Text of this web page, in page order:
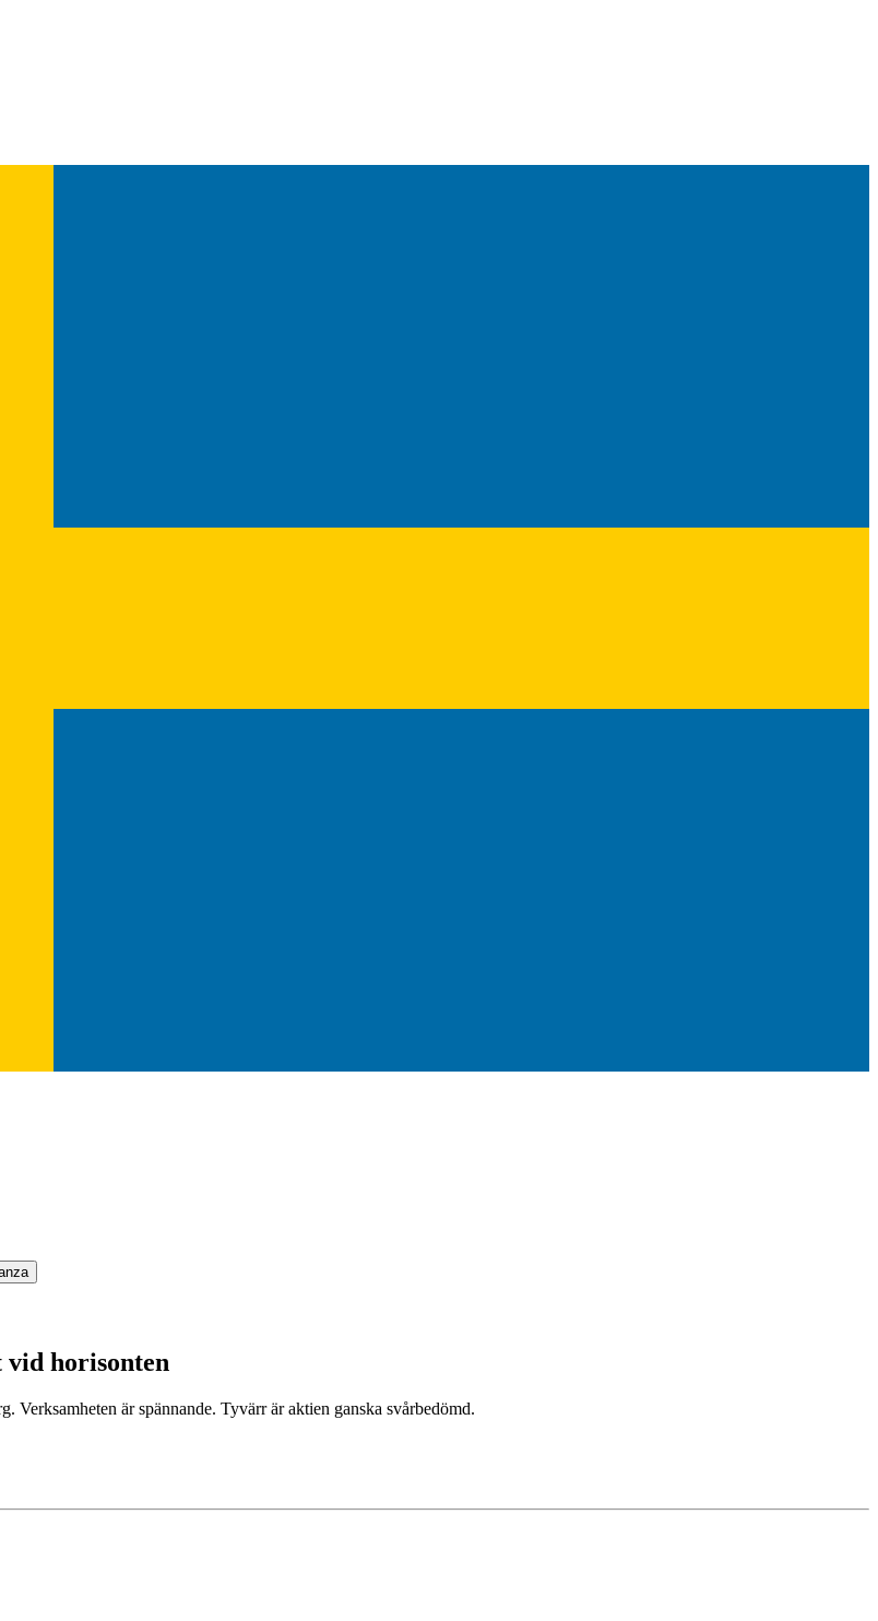
horisonten
är spännande. Tyvärr är aktien ganska svårbedömd.